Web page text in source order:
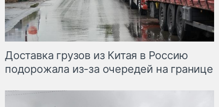
Доставка грузов из Китая в Россию
подорожала из-за очередей на границе